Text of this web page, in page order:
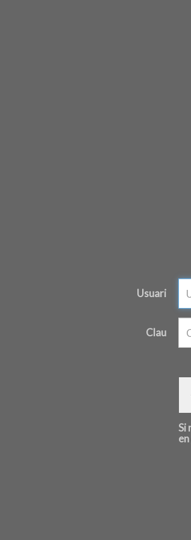
Usuari
Clau
Si
en